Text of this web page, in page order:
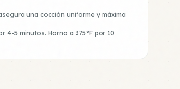
una cocción uniforme y máxima
4-5 minutos. Horno a 375°F por 10